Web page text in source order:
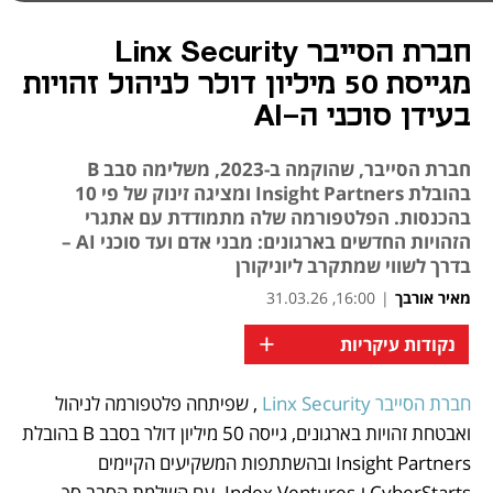
חברת הסייבר Linx Security
מגייסת 50 מיליון דולר לניהול זהויות
בעידן סוכני ה-AI
חברת הסייבר, שהוקמה ב-2023, משלימה סבב B
בהובלת Insight Partners ומציגה זינוק של פי 10
בהכנסות. הפלטפורמה שלה מתמודדת עם אתגרי
הזהויות החדשים בארגונים: מבני אדם ועד סוכני AI –
בדרך לשווי שמתקרב ליוניקורן
מאיר אורבך |
16:00, 31.03.26
נקודות עיקריות +
חברת הסייבר Linx Security